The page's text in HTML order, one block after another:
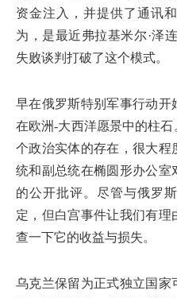
资金注入，并提供了通讯
为，是最近弗拉基米尔·泽
失败谈判打破了这个模式。
早在俄罗斯特别军事行动开
在欧洲-大西洋愿景中的柱
个政治实体的存在，很大程
统和副总统在椭圆形办公
的公开批评。尽管与俄罗
定，但白宫事件让我们有
查一下它的收益与损失。
乌克兰保留为正式独立国家